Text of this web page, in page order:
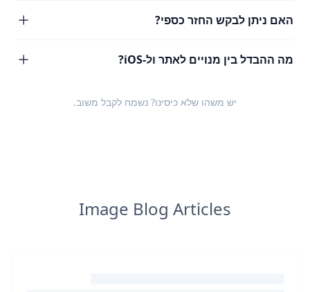
האם ניתן לבקש החזר כספי?
מה ההבדל בין מנויים לאתר ול-iOS?
יש משהו שלא כיסינו? נשמח לקבל משוב.
Image Blog Articles